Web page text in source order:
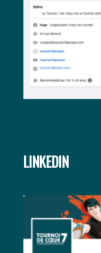
LINKEDIN